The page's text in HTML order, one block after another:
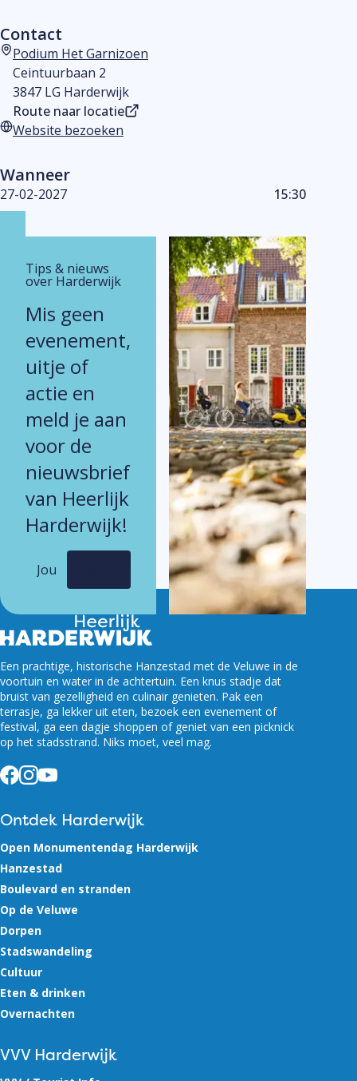
Contact
Adres
Podium Het Garnizoen
Ceintuurbaan 2
3847 LG Harderwijk
Route naar locatie
Website
Website bezoeken
Wanneer
27-02-2027 15:30
Tips & nieuws
over Harderwijk
Mis geen
evenement,
uitje of
actie en
meld je aan
voor de
nieuwsbrief
van Heerlijk
Harderwijk!
Een prachtige, historische Hanzestad met de Veluwe in de
voortuin en water in de achtertuin. Een knus stadje dat
bruist van gezelligheid en culinair genieten. Pak een
terrasje, ga lekker uit eten, bezoek een evenement of
festival, ga een dagje shoppen of geniet van een picknick
op het stadsstrand. Niks moet, veel mag.
Facebook
Instagram
YouTube
Ontdek Harderwijk
Open Monumentendag Harderwijk
Hanzestad
Boulevard en stranden
Op de Veluwe
Dorpen
Stadswandeling
Cultuur
Eten & drinken
Overnachten
VVV Harderwijk